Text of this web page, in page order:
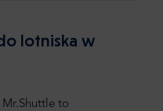
lotniska w
to